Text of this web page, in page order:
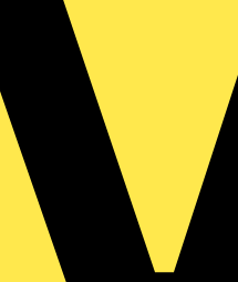
Datenschutzerklärung